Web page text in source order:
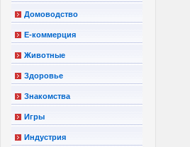
Домоводство
Е-коммерция
Животные
Здоровье
Знакомства
Игры
Индустрия